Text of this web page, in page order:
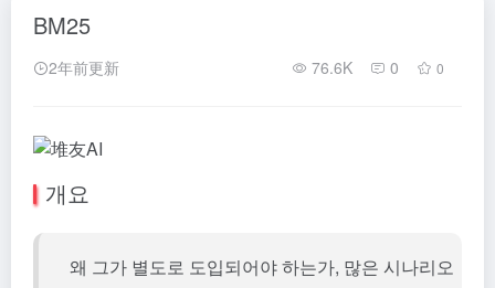
BM25
2年前更新 76.6K 0 0
개요
왜 그가 별도로 도입되어야 하는가, 많은 시나리오